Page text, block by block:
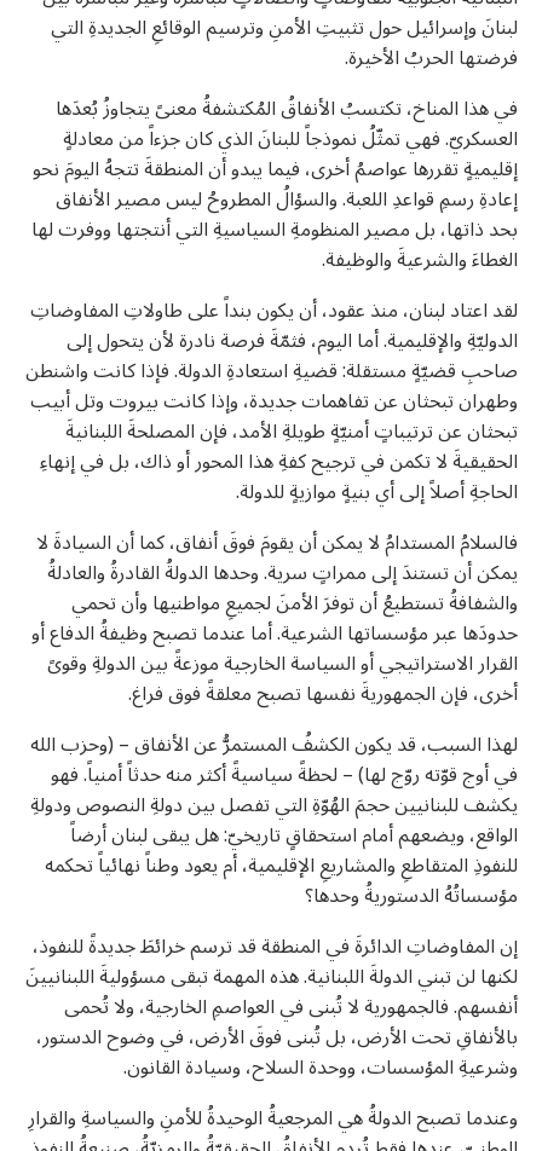
لبنانَ وإسرائيل حول تثبيتِ الأمنِ وترسيم الوقائعِ الجديدةِ التي
فرضتها الحربُ الأخيرة.
في هذا المناخ، تكتسبُ الأنفاقُ المُكتشفةُ معنىً يتجاوزُ بُعدَها
العسكريّ. فهي تمثّلُ نموذجاً للبنانَ الذي كان جزءاً من معادلةٍ
إقليميةٍ تقررها عواصمُ أخرى، فيما يبدو أن المنطقةَ تتجهُ اليومَ نحو
إعادةِ رسمِ قواعدِ اللعبة. والسؤالُ المطروحُ ليس مصير الأنفاق
بحد ذاتها، بل مصير المنظومةِ السياسيةِ التي أنتجتها ووفرت لها
الغطاءَ والشرعيةَ والوظيفة.
لقد اعتاد لبنان، منذ عقود، أن يكون بنداً على طاولاتِ المفاوضاتِ
الدوليّةِ والإقليمية. أما اليوم، فثمّةَ فرصة نادرة لأن يتحول إلى
صاحبِ قضيّةٍ مستقلة: قضيةِ استعادةِ الدولة. فإذا كانت واشنطن
وطهران تبحثان عن تفاهمات جديدة، وإذا كانت بيروت وتل أبيب
تبحثان عن ترتيباتٍ أمنيّةٍ طويلةِ الأمد، فإن المصلحةَ اللبنانيةَ
الحقيقيةَ لا تكمن في ترجيح كفةِ هذا المحور أو ذاك، بل في إنهاءِ
الحاجةِ أصلاً إلى أي بنيةٍ موازيةٍ للدولة.
فالسلامُ المستدامُ لا يمكن أن يقومَ فوقَ أنفاق، كما أن السيادةَ لا
يمكن أن تستندَ إلى ممراتٍ سرية. وحدها الدولةُ القادرةُ والعادلةُ
والشفافةُ تستطيعُ أن توفرَ الأمنَ لجميعِ مواطنيها وأن تحمي
حدودَها عبر مؤسساتها الشرعية. أما عندما تصبح وظيفةُ الدفاع أو
القرار الاستراتيجي أو السياسة الخارجية موزعةً بين الدولةِ وقوىً
أخرى، فإن الجمهوريةَ نفسها تصبح معلقةً فوق فراغ.
لهذا السبب، قد يكون الكشفُ المستمرُّ عن الأنفاق – (وحزب الله
في أوج قوّته روّج لها) – لحظةً سياسيةً أكثر منه حدثاً أمنياً. فهو
يكشف للبنانيين حجمَ الهُوّةِ التي تفصل بين دولةِ النصوص ودولةِ
الواقع، ويضعهم أمام استحقاقٍ تاريخيّ: هل يبقى لبنان أرضاً
للنفوذِ المتقاطعِ والمشاريعِ الإقليمية، أم يعود وطناً نهائياً تحكمه
مؤسساتُهُ الدستوريةُ وحدها؟
إن المفاوضاتِ الدائرةَ في المنطقة قد ترسم خرائطَ جديدةً للنفوذ،
لكنها لن تبني الدولةَ اللبنانية. هذه المهمة تبقى مسؤوليةَ اللبنانيينَ
أنفسهم. فالجمهورية لا تُبنى في العواصمِ الخارجية، ولا تُحمى
بالأنفاقِ تحت الأرض، بل تُبنى فوقَ الأرض، في وضوح الدستور،
وشرعيةِ المؤسسات، ووحدة السلاح، وسيادة القانون.
وعندما تصبح الدولةُ هي المرجعيةُ الوحيدةُ للأمنِ والسياسةِ والقرارِ